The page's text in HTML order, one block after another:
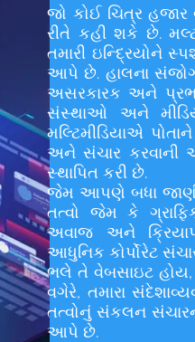
જો કોઈ ચિત્ર હજાર
રીતે કહી શકે છે.
તમારી ઇન્દ્રિયોને
આપે છે. હાલના
અસરકારક અને
સંસ્થાઓ અને
મલ્ટિમીડિયાએ
અને સંચાર કરવાની
સ્થાપિત કરી છે.
જેમ આપણે બધા જાણીએ
તત્વો જેમ કે
અવાજ અને
આધુનિક કોર્પોરેટ
ભલે તે વેબસાઇટ હોય,
વગેરે, તમારા
તત્વોનું સંકલન
આપે છે.